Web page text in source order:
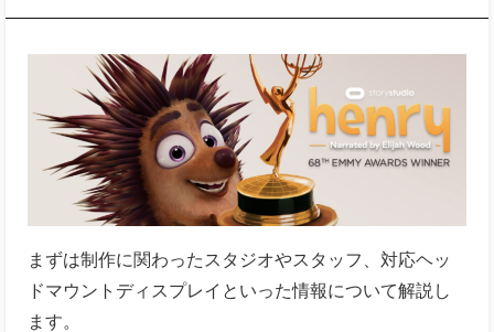
まずは制作に関わったスタジオやスタッフ、対応ヘッ
ドマウントディスプレイといった情報について解説し
ます。